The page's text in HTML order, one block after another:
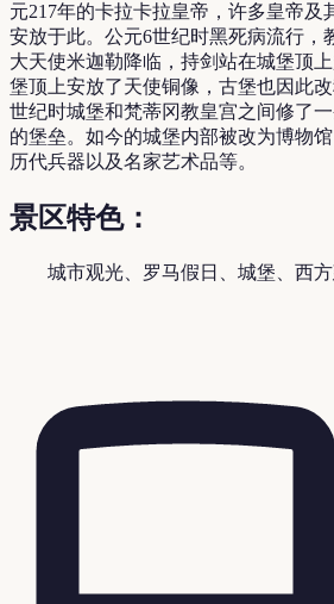
元217年的卡拉卡拉皇帝，许多皇帝及
安放于此。公元6世纪时黑死病流行，
大天使米迦勒降临，持剑站在城堡顶
堡顶上安放了天使铜像，古堡也因此
世纪时城堡和梵蒂冈教皇宫之间修了
的堡垒。如今的城堡内部被改为博物
历代兵器以及名家艺术品等。
景区特色：
城市观光、罗马假日、城堡、西方